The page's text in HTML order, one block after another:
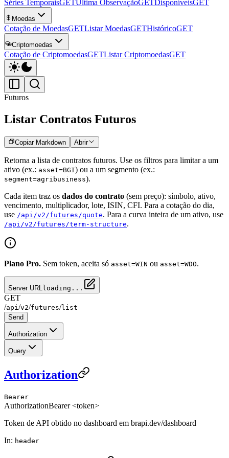
Séries TemporaisGETÚltima ObservaçãoGETDisponíveisGET
Moedas
Cotação de MoedasGETListar MoedasGETHistóricoGET
Criptomoedas
Cotação de CriptomoedasGETListar CriptomoedasGET
Futuros
Listar Contratos Futuros
Copiar Markdown Abrir
Retorna a lista de contratos futuros. Use os filtros para limitar a um
ativo (ex.: asset=BGI) ou a um segmento (ex.:
segment=agribusiness).
Cada item traz os dados do contrato (sem preço): símbolo, ativo,
vencimento, multiplicador, lote, ISIN, CFI. Para a cotação do dia,
use /api/v2/futures/quote. Para a curva inteira de um ativo, use
/api/v2/futures/term-structure.
Plano Pro. Sem token, aceita só asset=WIN ou asset=WDO.
Server URLloading...
GET
/api/v2/futures/list
Send
Authorization
Query
Authorization
Bearer
AuthorizationBearer <token>
Token de API obtido no dashboard em brapi.dev/dashboard
In: header